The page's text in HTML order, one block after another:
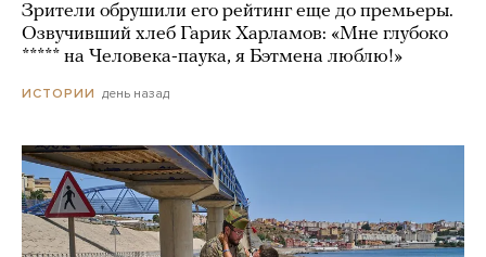
Зрители обрушили его рейтинг еще до премьеры.
Озвучивший хлеб Гарик Харламов: «Мне глубоко
***** на Человека-паука, я Бэтмена люблю!»
ИСТОРИИ день назад